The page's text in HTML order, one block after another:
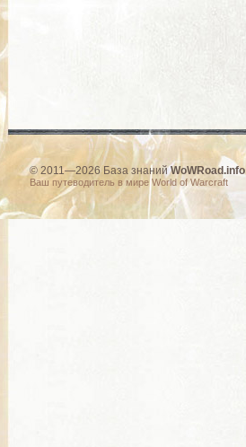
© 2011—2026 База знанийWoWRoad.info
Ваш путеводитель в мире World of Warcraft